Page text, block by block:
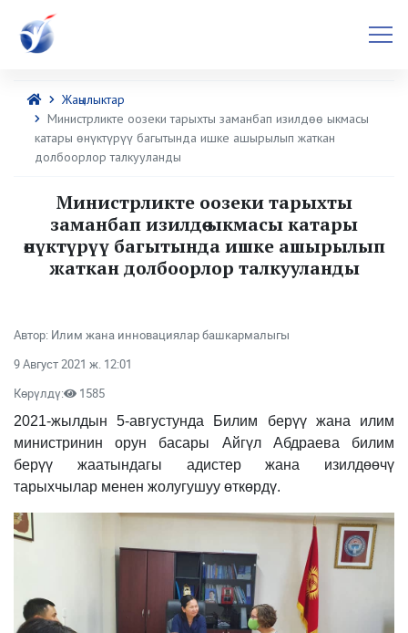
Жаңылыктар
Министрликте оозеки тарыхты заманбап изилдөө ыкмасы
катары өнүктүрүү багытында ишке ашырылып жаткан
долбоорлор талкууланды
Министрликте оозеки тарыхты
заманбап изилдөө ыкмасы катары
өнүктүрүү багытында ишке ашырылып
жаткан долбоорлор талкууланды
Автор: Илим жана инновациялар башкармалыгы
9 Август 2021 ж. 12:01
Көрүлдү:
1585
2021-жылдын 5-августунда Билим берүү жана илим
министринин орун басары Айгүл Абдраева билим
берүү жаатындагы адистер жана изилдөөчү
тарыхчылар менен жолугушуу өткөрдү.